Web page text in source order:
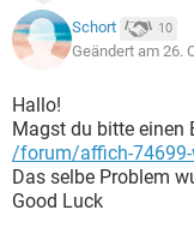
Schort 10
Geändert am 26.
Hallo!
Magst du bitte einen
/forum/affich-74699-
Das selbe Problem
Good Luck